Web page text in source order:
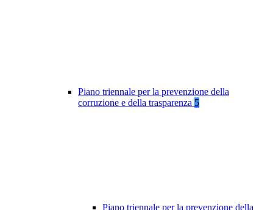
Piano triennale per la prevenzione della
corruzione e della trasparenza 5
Piano triennale per la prevenzione della